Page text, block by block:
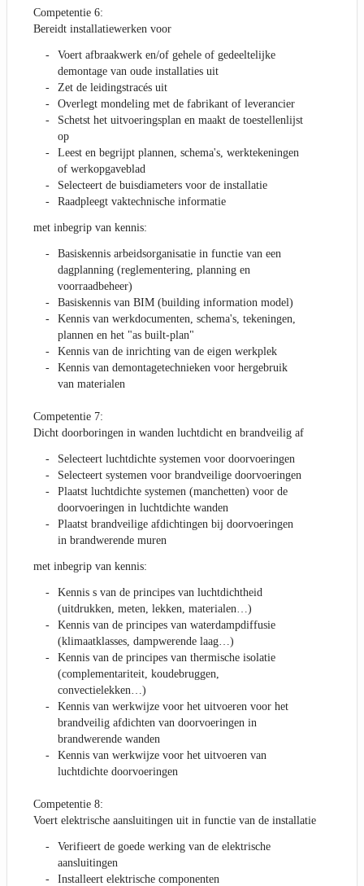
Competentie 6:
Bereidt installatiewerken voor
Voert afbraakwerk en/of gehele of gedeeltelijke
demontage van oude installaties uit
Zet de leidingstracés uit
Overlegt mondeling met de fabrikant of leverancier
Schetst het uitvoeringsplan en maakt de toestellenlijst
op
Leest en begrijpt plannen, schema's, werktekeningen
of werkopgaveblad
Selecteert de buisdiameters voor de installatie
Raadpleegt vaktechnische informatie
met inbegrip van kennis:
Basiskennis arbeidsorganisatie in functie van een
dagplanning (reglementering, planning en
voorraadbeheer)
Basiskennis van BIM (building information model)
Kennis van werkdocumenten, schema's, tekeningen,
plannen en het "as built-plan"
Kennis van de inrichting van de eigen werkplek
Kennis van demontagetechnieken voor hergebruik
van materialen
Competentie 7:
Dicht doorboringen in wanden luchtdicht en brandveilig af
Selecteert luchtdichte systemen voor doorvoeringen
Selecteert systemen voor brandveilige doorvoeringen
Plaatst luchtdichte systemen (manchetten) voor de
doorvoeringen in luchtdichte wanden
Plaatst brandveilige afdichtingen bij doorvoeringen
in brandwerende muren
met inbegrip van kennis:
Kennis s van de principes van luchtdichtheid
(uitdrukken, meten, lekken, materialen…)
Kennis van de principes van waterdampdiffusie
(klimaatklasses, dampwerende laag…)
Kennis van de principes van thermische isolatie
(complementariteit, koudebruggen,
convectielekken…)
Kennis van werkwijze voor het uitvoeren voor het
brandveilig afdichten van doorvoeringen in
brandwerende wanden
Kennis van werkwijze voor het uitvoeren van
luchtdichte doorvoeringen
Competentie 8:
Voert elektrische aansluitingen uit in functie van de installatie
Verifieert de goede werking van de elektrische
aansluitingen
Installeert elektrische componenten